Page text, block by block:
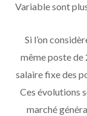
Variable sont
Si l’on
même poste de
salaire fixe des
Ces évolutions
marché